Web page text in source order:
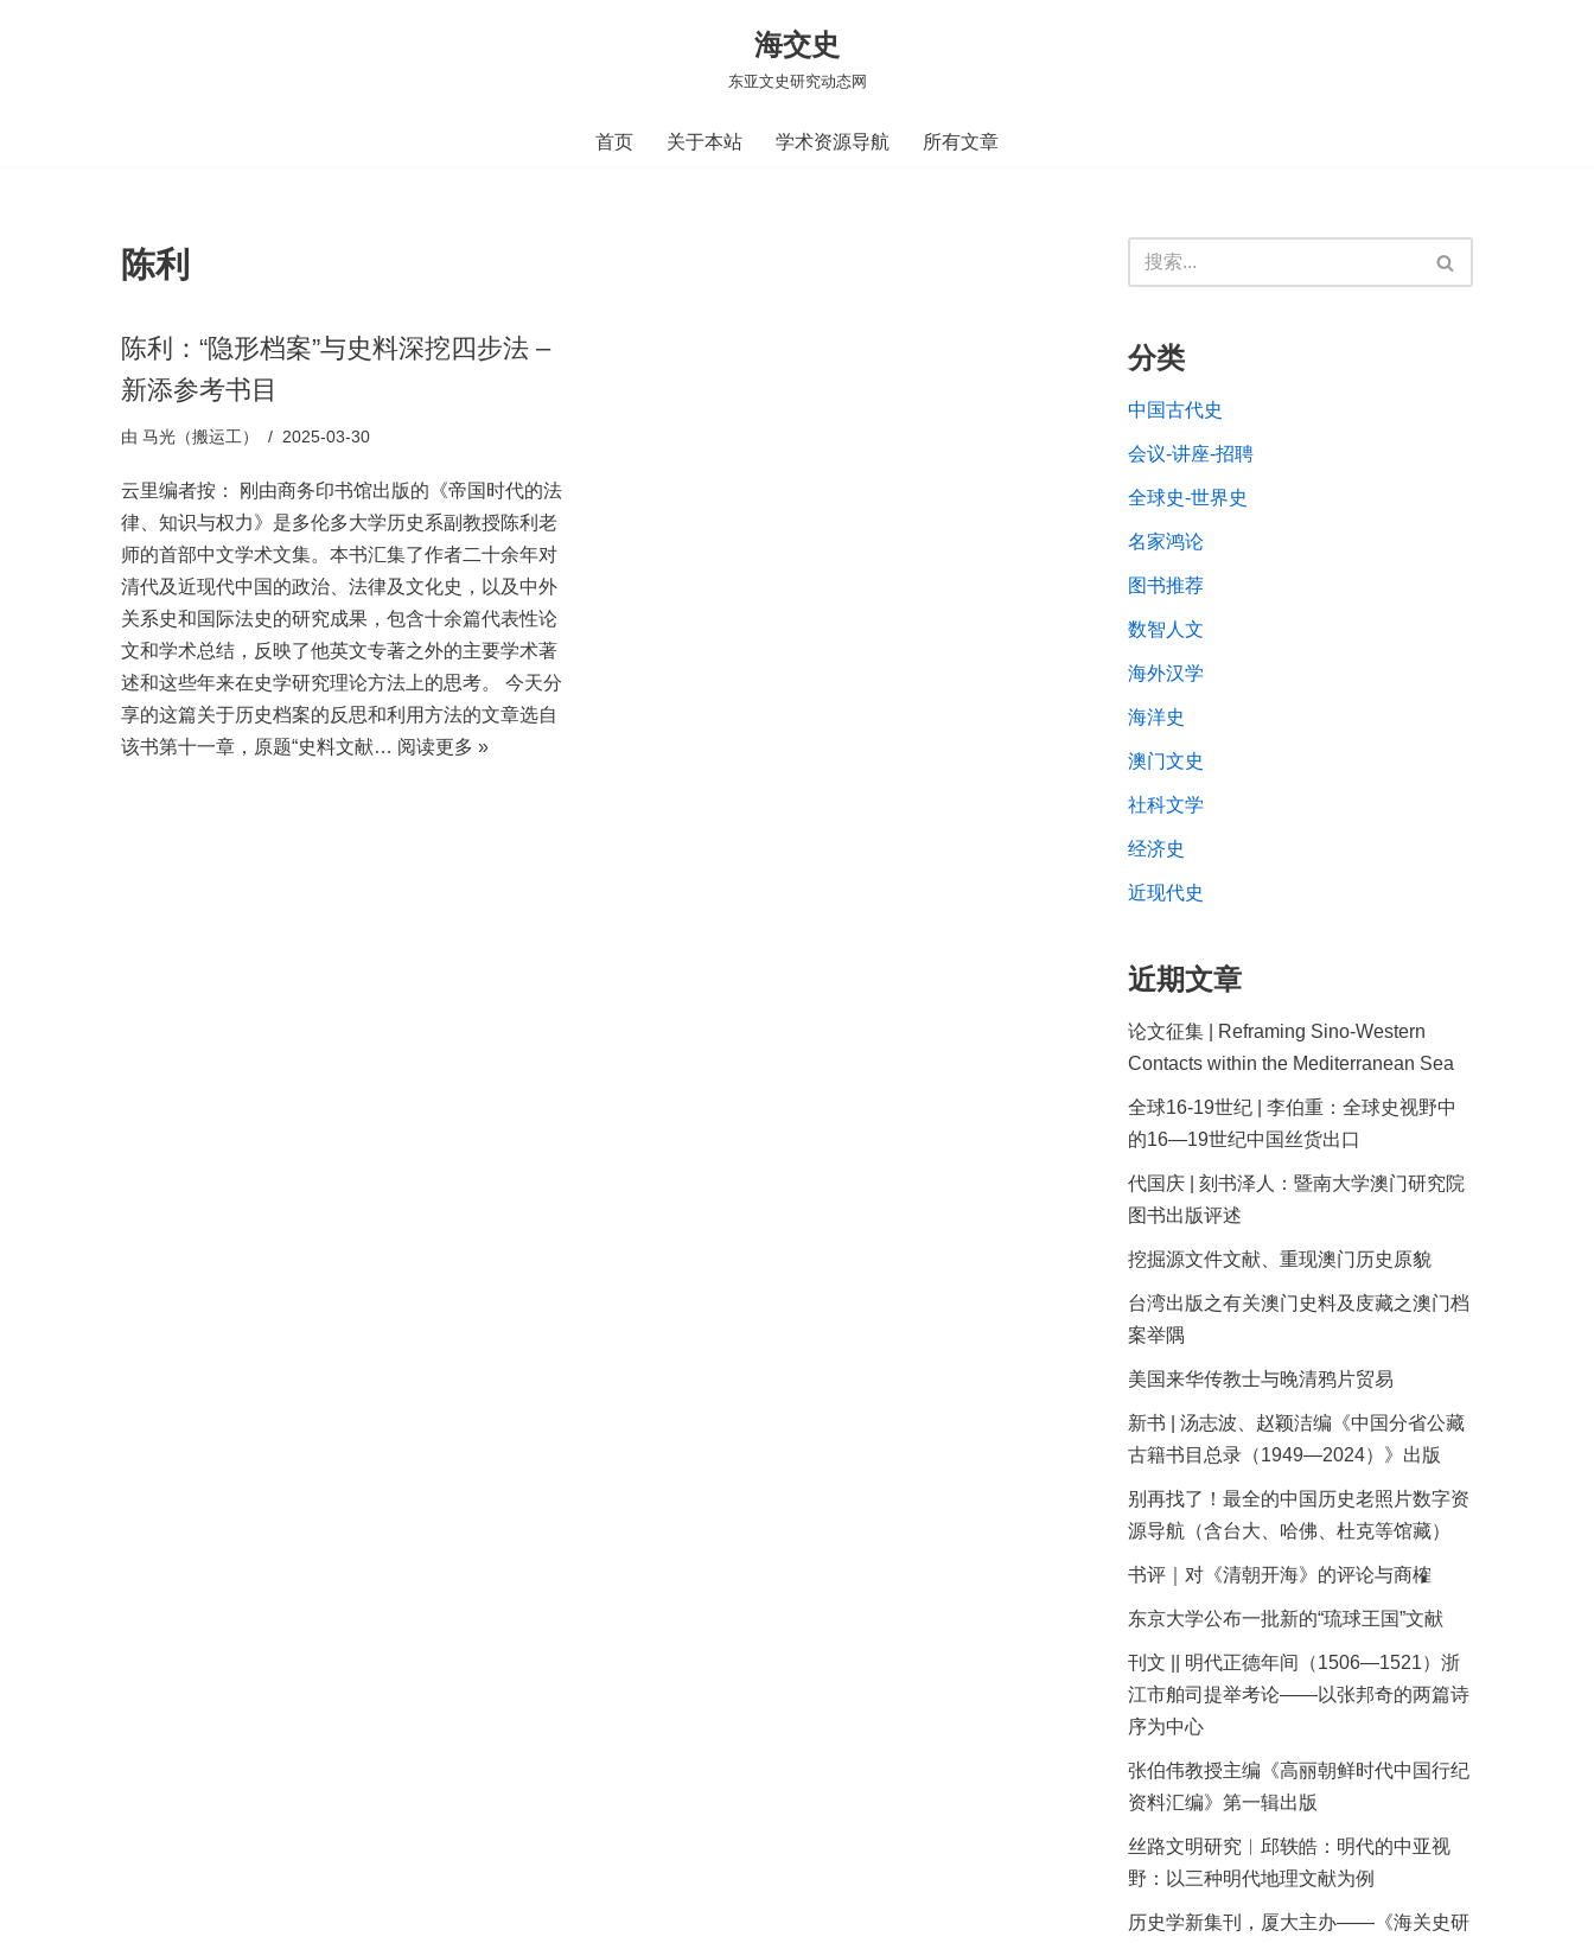
海交史
东亚文史研究动态网
首页 关于本站 学术资源导航 所有文章
陈利
陈利：“隐形档案”与史料深挖四步法 –
新添参考书目
由 马光（搬运工） 2025-03-30
云里编者按： 刚由商务印书馆出版的《帝国时代的法
律、知识与权力》是多伦多大学历史系副教授陈利老
师的首部中文学术文集。本书汇集了作者二十余年对
清代及近现代中国的政治、法律及文化史，以及中外
关系史和国际法史的研究成果，包含十余篇代表性论
文和学术总结，反映了他英文专著之外的主要学术著
述和这些年来在史学研究理论方法上的思考。 今天分
享的这篇关于历史档案的反思和利用方法的文章选自
该书第十一章，原题“史料文献… 阅读更多 »
分类
中国古代史
会议-讲座-招聘
全球史-世界史
名家鸿论
图书推荐
数智人文
海外汉学
海洋史
澳门文史
社科文学
经济史
近现代史
近期文章
论文征集 | Reframing Sino-Western
Contacts within the Mediterranean Sea
全球16-19世纪 | 李伯重：全球史视野中
的16—19世纪中国丝货出口
代国庆 | 刻书泽人：暨南大学澳门研究院
图书出版评述
挖掘源文件文献、重现澳门历史原貌
台湾出版之有关澳门史料及庋藏之澳门档
案举隅
美国来华传教士与晚清鸦片贸易
新书 | 汤志波、赵颖洁编《中国分省公藏
古籍书目总录（1949—2024）》出版
别再找了！最全的中国历史老照片数字资
源导航（含台大、哈佛、杜克等馆藏）
书评｜对《清朝开海》的评论与商榷
东京大学公布一批新的“琉球王国”文献
刊文 || 明代正德年间（1506—1521）浙
江市舶司提举考论——以张邦奇的两篇诗
序为中心
张伯伟教授主编《高丽朝鲜时代中国行纪
资料汇编》第一辑出版
丝路文明研究︱邱轶皓：明代的中亚视
野：以三种明代地理文献为例
历史学新集刊，厦大主办——《海关史研